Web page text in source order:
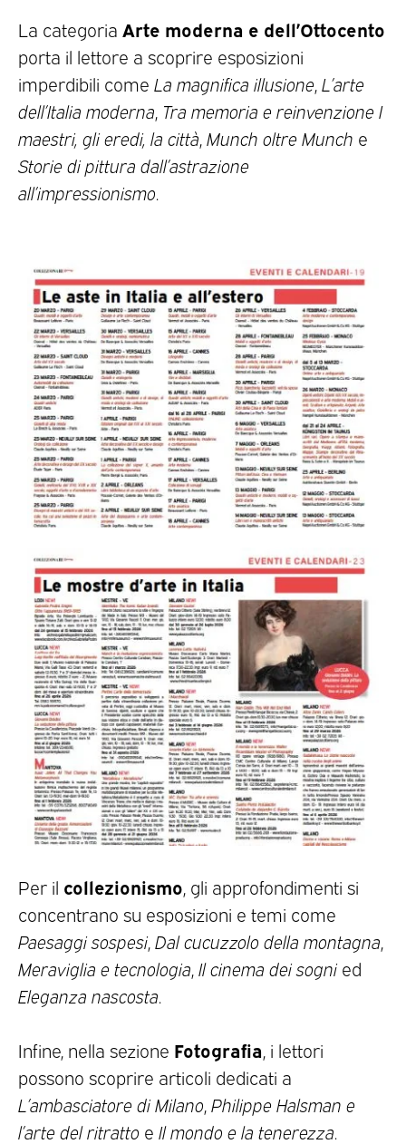
La categoria Arte moderna e dell’Ottocento
porta il lettore a scoprire esposizioni
imperdibili come La magnifica illusione L’arte
dell’Italia moderna Tra memoria e reinvenzione I
maestri, gli eredi, la città Munch oltre Munch e
Storie di pittura dall’astrazione
all’impressionismo
Per il collezionismo , gli approfondimenti si
concentrano su esposizioni e temi come
Paesaggi sospesi, Dal cucuzzolo della montagna
Meraviglia e tecnologia Il cinema dei sognied
Eleganza nascosta
Infine, nella sezione Fotografia , i lettori
possono scoprire articoli dedicati a
L’ambasciatore di Milano Philippe Halsman e
l’arte del ritratto e Il mondo e la tenerezza